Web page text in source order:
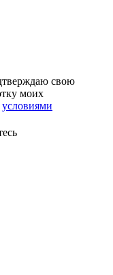
свою
моих
условиями